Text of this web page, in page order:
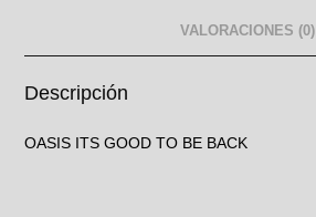
VALORACIONES (0)
Descripción
OASIS ITS GOOD TO BE BACK